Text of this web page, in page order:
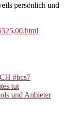
persönlich und
#bcs7
tut
und Anbieter